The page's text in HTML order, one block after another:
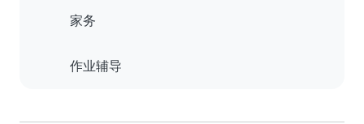
家务
作业辅导